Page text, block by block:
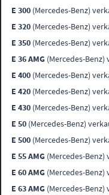
E 300 (Mercedes-Benz)
E 320 (Mercedes-Benz)
E 350 (Mercedes-Benz)
E 36 AMG (Mercedes-Benz)
E 400 (Mercedes-Benz)
E 420 (Mercedes-Benz)
E 430 (Mercedes-Benz)
E 50 (Mercedes-Benz)
E 500 (Mercedes-Benz)
E 55 AMG (Mercedes-Benz)
E 60 AMG (Mercedes-Benz)
E 63 AMG (Mercedes-Benz)